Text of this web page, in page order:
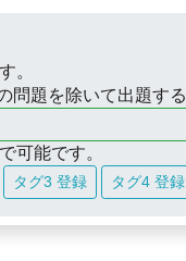
。
問題を除いて出題する
可能です。
タグ3 登録 タグ4 登録